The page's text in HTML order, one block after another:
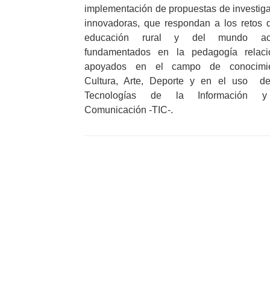
implementación de propuestas de
innovadoras, que respondan a los retos
educación rural y del mundo
fundamentados en la pedagogía
apoyados en el campo de
Cultura, Arte, Deporte y en el uso
Tecnologías de la Información
Comunicación -TIC-.